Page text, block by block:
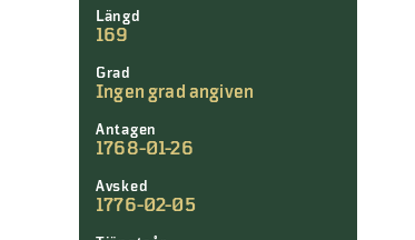
Längd
169
Grad
Ingen grad angiven
Antagen
1768-01-26
Avsked
1776-02-05